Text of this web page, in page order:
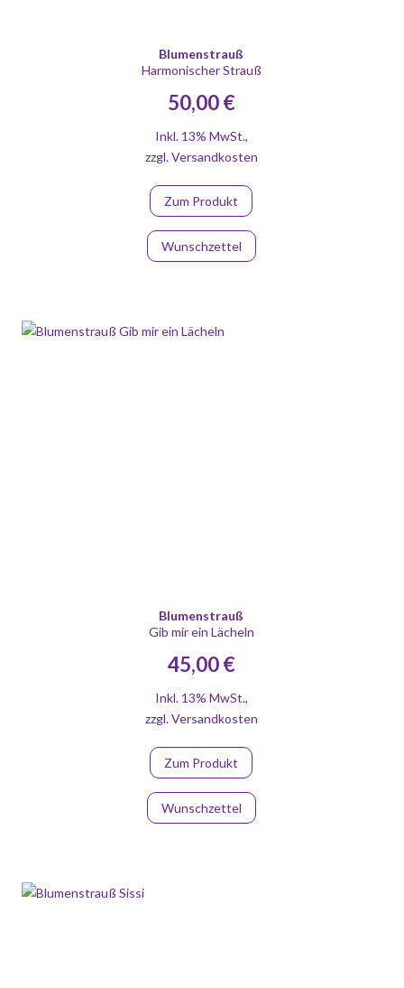
Blumenstrauß
Harmonischer Strauß
50,00 €
Inkl. 13% MwSt.,
zzgl.Versandkosten
Zum Produkt
Wunschzettel
Blumenstrauß
Gib mir ein Lächeln
45,00 €
Inkl. 13% MwSt.,
zzgl.Versandkosten
Zum Produkt
Wunschzettel